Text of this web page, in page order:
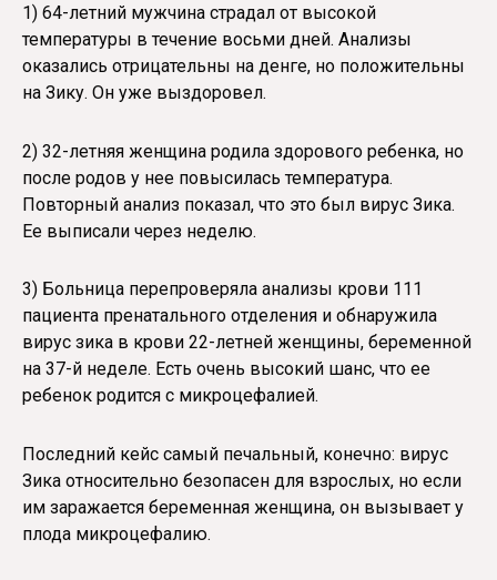
1) 64-летний мужчина страдал от высокой
температуры в течение восьми дней. Анализы
оказались отрицательны на денге, но положительны
на Зику. Он уже выздоровел.
2) 32-летняя женщина родила здорового ребенка, но
после родов у нее повысилась температура.
Повторный анализ показал, что это был вирус Зика.
Ее выписали через неделю.
3) Больница перепроверяла анализы крови 111
пациента пренатального отделения и обнаружила
вирус зика в крови 22-летней женщины, беременной
на 37-й неделе. Есть очень высокий шанс, что ее
ребенок родится с микроцефалией.
Последний кейс самый печальный, конечно: вирус
Зика относительно безопасен для взрослых, но если
им заражается беременная женщина, он вызывает у
плода микроцефалию.